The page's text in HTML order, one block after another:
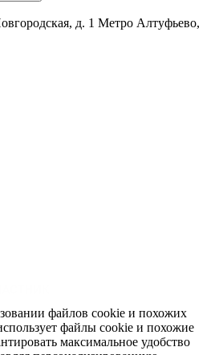
д. 1 Метро Алтуфьево,
файлов cookie и похожих
файлы cookie и похожие
максимальное удобство